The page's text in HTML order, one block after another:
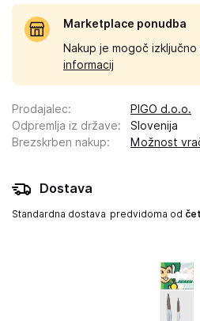
Marketplace ponudba
Nakup je mogoč
informacij
Prodajalec:
PIGO d.o.o.
Odpremlja iz države:
Slovenija
Brezskrben nakup: Možnost
Dostava
Standardna dostava predvidoma od